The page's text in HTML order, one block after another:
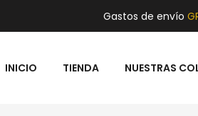
Gastos de envío
INICIO TIENDA NUESTRAS